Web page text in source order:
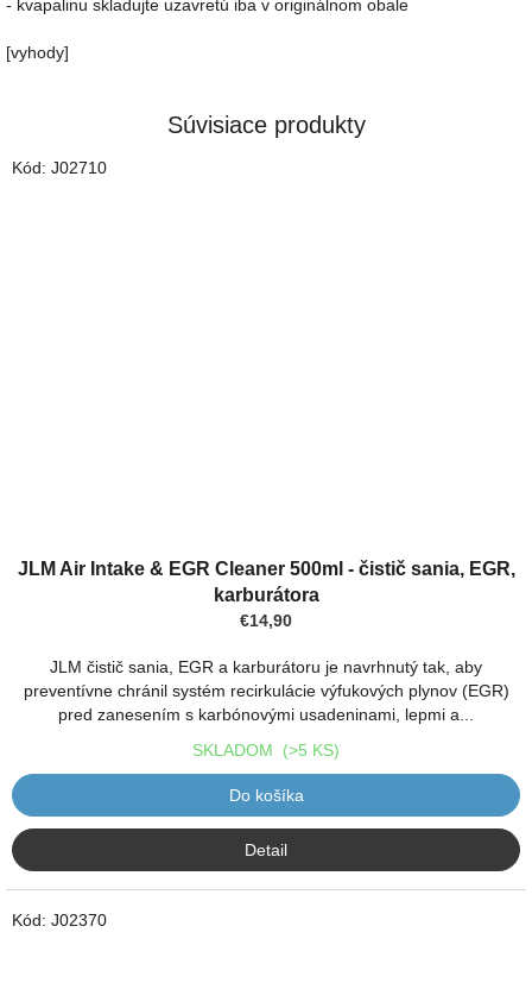
- kvapalinu skladujte uzavretú iba v originálnom obale
[vyhody]
Súvisiace produkty
hodnotenie
hviezdičiek.
JLM Air Intake & EGR Cleaner 500ml - čistič sania, EGR,
karburátora
€14,90
JLM čistič sania, EGR a karburátoru je navrhnutý tak, aby
preventívne chránil systém recirkulácie výfukových plynov (EGR)
pred zanesením s karbónovými usadeninami, lepmi a...
SKLADOM (>5 KS)
Do košíka
Detail
Kód: J02710
Kód: J02370